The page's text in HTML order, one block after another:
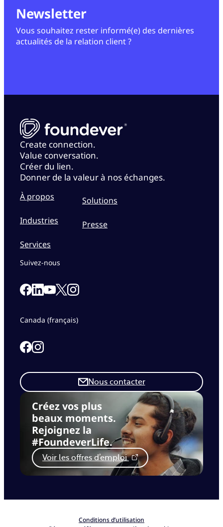
Newsletter
Vous souhaitez rester informé(e) des dernières
actualités de la relation client ?
Create connection.
Value conversation.
Créer du lien.
Donner de la valeur à nos échanges.
À propos
Industries
Services
Solutions
Presse
Créez vos plus
beaux moments.
Rejoignez la
#FoundeverLife.
Voir les offres d’emploi
Nous contacter
Suivez-nous
Link to our Facebook page
Link to our Linkedin page
Link to our Youtube page
Link to our X page
Link to our Instagram page
Canada (français)
Link to our Facebook page
Link to our Instagram page
Conditions d’utilisation